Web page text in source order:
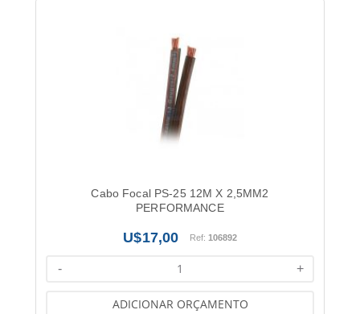
Cabo Focal PS-25 12M X 2,5MM2
PERFORMANCE
17,00 Ref:106892
+
-
ADICIONAR ORÇAMENTO